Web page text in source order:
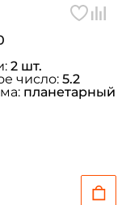
2 шт.
число: 5.2
планетарный